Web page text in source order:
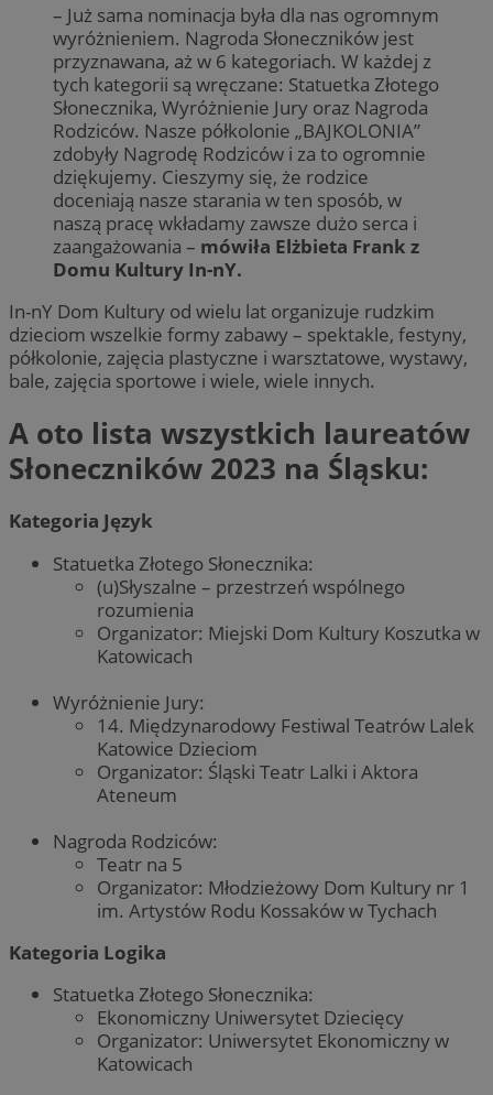
– Już sama nominacja była dla nas ogromnym
wyróżnieniem. Nagroda Słoneczników jest
przyznawana, aż w 6 kategoriach. W każdej z
tych kategorii są wręczane: Statuetka Złotego
Słonecznika, Wyróżnienie Jury oraz Nagroda
Rodziców. Nasze półkolonie „BAJKOLONIA”
zdobyły Nagrodę Rodziców i za to ogromnie
dziękujemy. Cieszymy się, że rodzice
doceniają nasze starania w ten sposób, w
naszą pracę wkładamy zawsze dużo serca i
zaangażowania – mówiła Elżbieta Frank z
Domu Kultury In-nY.
In-nY Dom Kultury od wielu lat organizuje rudzkim
dzieciom wszelkie formy zabawy – spektakle, festyny,
półkolonie, zajęcia plastyczne i warsztatowe, wystawy,
bale, zajęcia sportowe i wiele, wiele innych.
A oto lista wszystkich laureatów
Słoneczników 2023 na Śląsku:
Kategoria Język
Statuetka Złotego Słonecznika:
(u)Słyszalne – przestrzeń wspólnego
rozumienia
Organizator: Miejski Dom Kultury Koszutka w
Katowicach
Wyróżnienie Jury:
14. Międzynarodowy Festiwal Teatrów Lalek
Katowice Dzieciom
Organizator: Śląski Teatr Lalki i Aktora
Ateneum
Nagroda Rodziców:
Teatr na 5
Organizator: Młodzieżowy Dom Kultury nr 1
im. Artystów Rodu Kossaków w Tychach
Kategoria Logika
Statuetka Złotego Słonecznika:
Ekonomiczny Uniwersytet Dziecięcy
Organizator: Uniwersytet Ekonomiczny w
Katowicach